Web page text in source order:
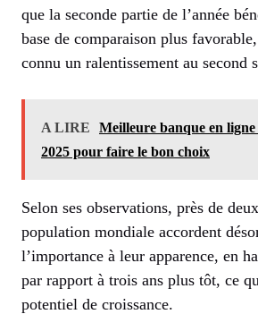
que la seconde partie de l’année
base de comparaison plus
connu un ralentissement au second
A LIRE
Meilleure banque en
2025 pour faire le bon choix
Selon ses observations, près de
population mondiale accordent
l’importance à leur apparence, en
par rapport à trois ans plus tôt, ce
potentiel de croissance.